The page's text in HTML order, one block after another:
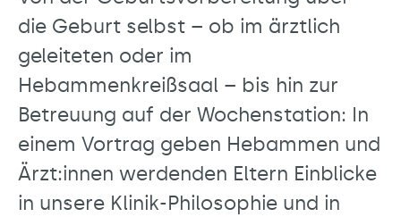
die Geburt selbst – ob im ärztlich
geleiteten oder im
Hebammenkreißsaal – bis hin zur
Betreuung auf der Wochenstation: In
einem Vortrag geben Hebammen und
Ärzt:innen werdenden Eltern Einblicke
in unsere Klinik-Philosophie und in